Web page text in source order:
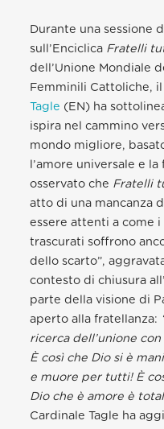
Durante una sessione
sull’Enciclica Fratelli
dell’Unione Mondiale
Femminili Cattoliche, il
Tagle (EN) ha
ispira nel cammino
mondo migliore,
l’amore universale e
osservato che Fratelli
atto di una mancanza
essere attenti a come
trascurati soffrono
dello scarto”,
contesto di chiusura
parte della visione di
aperto alla fratellanza:
ricerca dell’unione
È così che Dio si è
e muore per tutti! È
Dio che è amore è
Cardinale Tagle ha